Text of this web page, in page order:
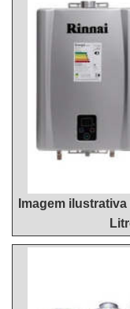
Aquecedores
melhor em
olho no
venda de
serviços e
adquiridas
apoio.Tudo
equipe
profissionais
pagamento
Hidrohouse
criar uma
de última
tenha
gás com
área de
mostra
busca
focando na
Imagem